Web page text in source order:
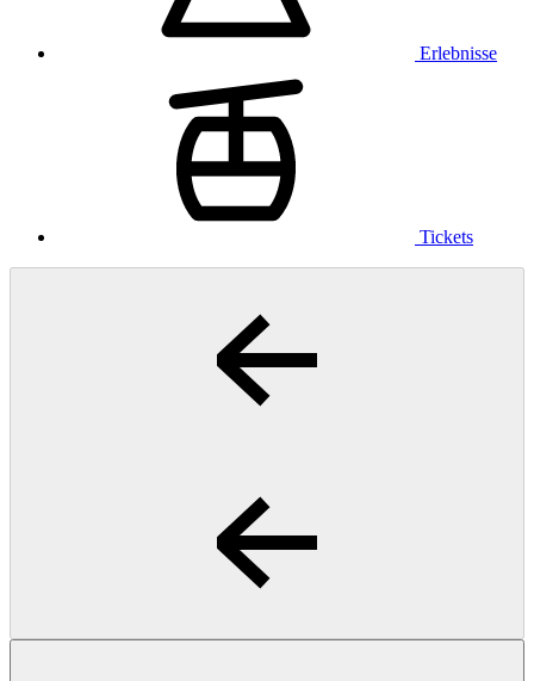
Erlebnisse
Tickets